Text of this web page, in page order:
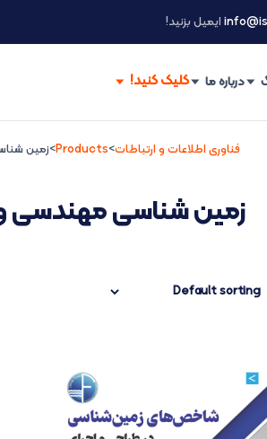
ایمیل بزنید!
درباره ما
فناوری اطلاعات و ارتباطات>
Products
>زمین
زمین شناسی مهندسی